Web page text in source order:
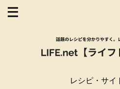
レシピ・サイ